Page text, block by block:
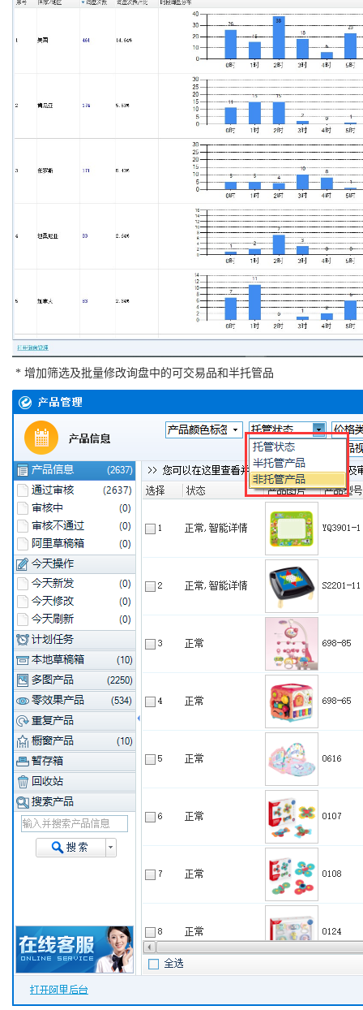
* 增加筛选及批量修改询盘中的可交易品和半托管品